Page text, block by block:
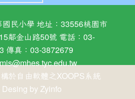
民小學 地址：33556桃園市
鄰金山路50號 電話：03-
傳真：03-3872679
mis@mhes.tyc.edu.tw
於自由軟體之XOOPS系統
Desing by Zyinfo